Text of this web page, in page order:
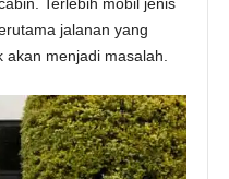
jalanan yang
menjadi masalah.